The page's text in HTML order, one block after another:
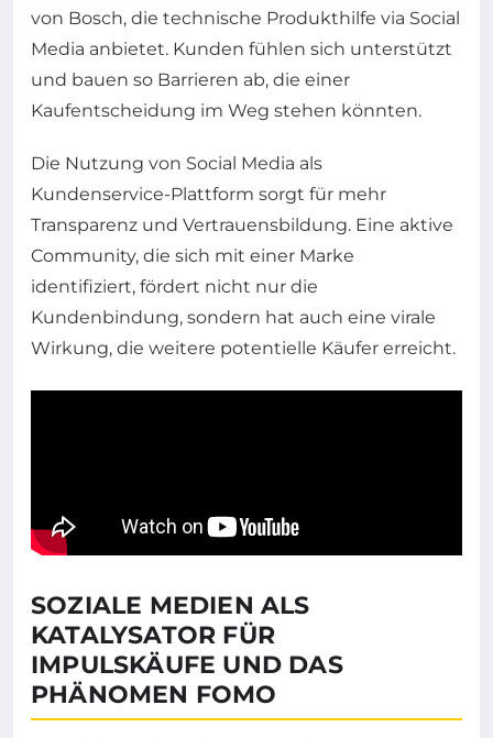
von Bosch, die technische Produkthilfe via Social
Media anbietet. Kunden fühlen sich unterstützt
und bauen so Barrieren ab, die einer
Kaufentscheidung im Weg stehen könnten.
Die Nutzung von Social Media als
Kundenservice-Plattform sorgt für mehr
Transparenz und Vertrauensbildung. Eine aktive
Community, die sich mit einer Marke
identifiziert, fördert nicht nur die
Kundenbindung, sondern hat auch eine virale
Wirkung, die weitere potentielle Käufer erreicht.
SOZIALE MEDIEN ALS
KATALYSATOR FÜR
IMPULSKÄUFE UND DAS
PHÄNOMEN FOMO